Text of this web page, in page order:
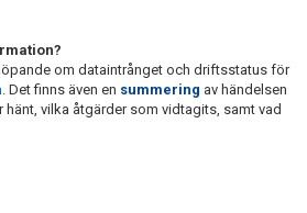
om dataintrånget och driftsstatus för
. Det finns även en summering av händelsen
vilka åtgärder som vidtagits, samt vad